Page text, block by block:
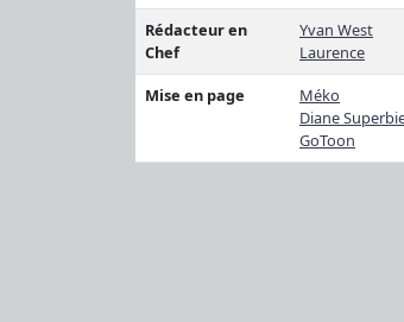
Rédacteur en
Chef
Yvan West
Laurence
Mise en page
Méko
Diane
GoToon